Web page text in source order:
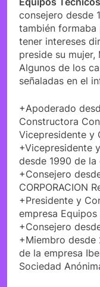
consejero desde
también
tener intereses
preside su mujer,
Algunos de los
señaladas en el
+Apoderado
Constructora
Vicepresidente y
+Vicepresidente
desde 1990 de la
+Consejero
CORPORACION
+Presidente y
empresa
+Consejero
+Miembro desde
de la empresa
Sociedad